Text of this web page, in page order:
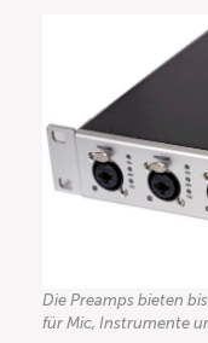
Die Preamps bieten
für Mic, Instrumente